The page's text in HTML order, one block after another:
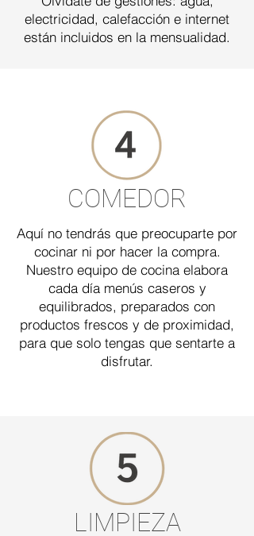
electricidad, calefacción e internet
están incluidos en la mensualidad.
COMEDOR
Aquí no tendrás que preocuparte por
cocinar ni por hacer la compra.
Nuestro equipo de cocina elabora
cada día menús caseros y
equilibrados, preparados con
productos frescos y de proximidad,
para que solo tengas que sentarte a
disfrutar.
LIMPIEZA